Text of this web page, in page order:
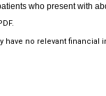
who present with
have no relevant financial